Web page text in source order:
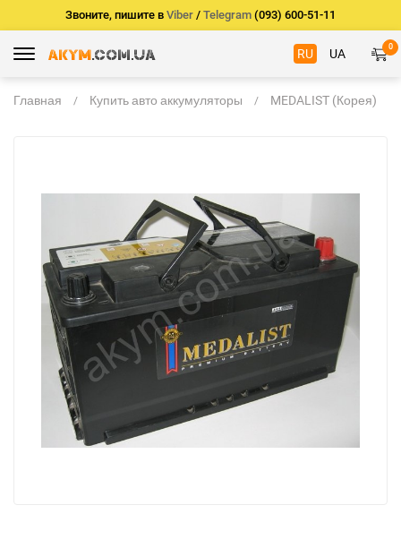
Звоните, пишите в Viber / Telegram (093) 600-51-11
RU UA 0
Главная Купить авто аккумуляторы MEDALIST (Корея)